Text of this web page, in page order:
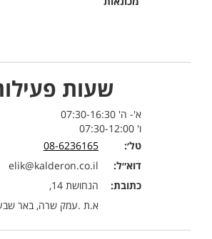
שעות
א'- ה' 07:30-16:30
ו' 07:30-12:00
טל׳:
08-6236165
דוא״ל:
elik@kalderon.co.il
כתובת:
הנחושת 14,
א.ת .עמק שרה, באר